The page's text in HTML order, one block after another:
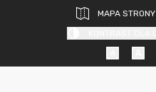
MAPA STRONY